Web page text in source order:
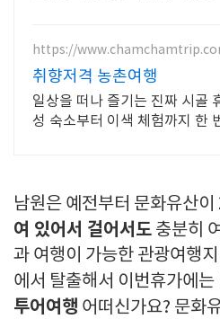
https://
취향저격 농촌여행
일상을 떠나 즐기는 진짜 시골
성 숙소부터 이색 체험까지 한
남원은 예전부터 문화유산이
여 있어서 걸어서도 충분히
과 여행이 가능한 관광여행
에서 탈출해서 이번휴가에는
투어여행 어떠신가요? 문화